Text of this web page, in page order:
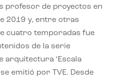
profesor de proyectos en
2019 y, entre otras
cuatro temporadas fue
de la serie
arquitectura ‘Escala
se emitió por TVE. Desde